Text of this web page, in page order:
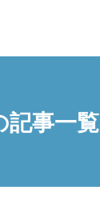
記事一覧